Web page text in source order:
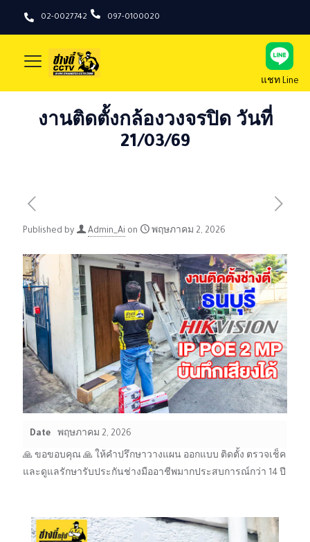
02-0027742 097-0100020
แชท Line
งานติดตั้งกล้องวงจรปิด วันที่
21/03/69
Published by Admin_Ai on พฤษภาคม 2, 2026
Date พฤษภาคม 2, 2026
🙏 ขอขอบคุณ 🙏 ให้คำปรึกษาวางแผน ออกแบบ ติดตั้ง ตรวจเช็ค
และดูแลรักษารับประกันช่างมืออาชีพมากประสบการณ์กว่า 14 ปี